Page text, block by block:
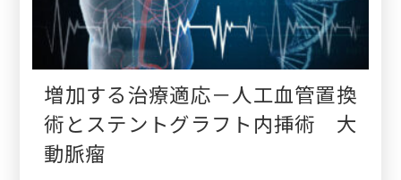
増加する治療適応－人工血管置換
術とステントグラフト内挿術 大
動脈瘤